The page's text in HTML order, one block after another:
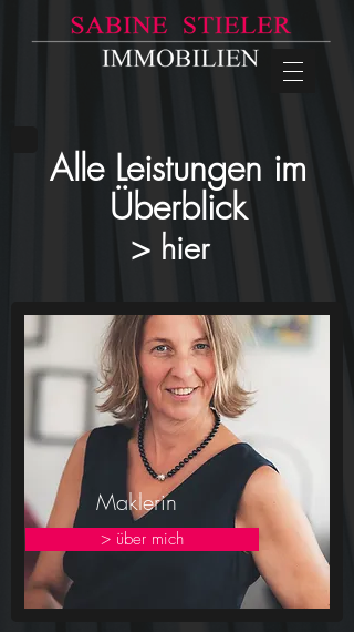
Alle Leistungen im
Überblick
> hier
> über mich
Maklerin